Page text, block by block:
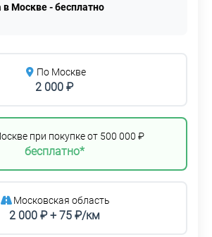
Москве - бесплатно
По Москве
2 000 ₽
при покупке от 500 000 ₽
бесплатно*
Московская область
2 000 ₽ + 75 ₽/км